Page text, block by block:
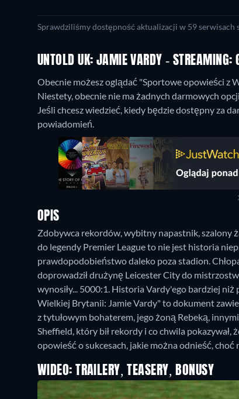
Sprawdziliśmy dostępność aktualizacji w 59
UNTOLD UK: JAMIE VARDY - STREAMING:
Obecnie możesz oglądać "Sportowe opowieści z
Niestety, obecnie nie ma żadnych darmowych
Jeśli chcesz wiedzieć, kiedy będzie dostępny za
powiadomień.
OPIS
Zdobywca rekordów, wybitny napastnik, szalony
do legendy Premier League to nie jest historia
prawdopodobieństwo daleko poza stadion.
doprowadził drużynę Leicester City do
wynosiły... 5000:1. Historia Vardy'ego bardziej
Wielkiej Brytanii: Jamie Vardy" to dokument
z tytułowym bohaterem, jego żoną Rebeką,
Sheffield, który bił rekordy i co chwila pokazywał,
opowieść o sukcesach, jakie można odnieść, choć
WIDEO: TRAILERY, TEASERY, BONUSY